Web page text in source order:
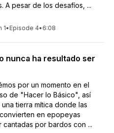
A pesar de los desafíos, ...
1• Episode 4• 6:08
nunca ha resultado ser
por un momento en el
de "Hacer lo Básico", así
tierra mítica donde las
en epopeyas
por bardos con ...